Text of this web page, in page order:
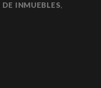
INMUEBLES,